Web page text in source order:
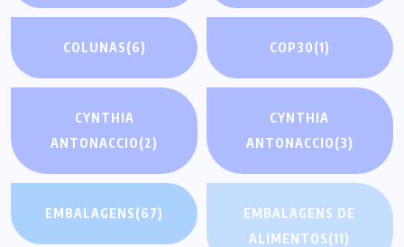
COLUNAS(6) COP30(1)
CYNTHIA
ANTONACCIO(2)
CYNTHIA
ANTONACCIO(3)
EMBALAGENS(67)
EMBALAGENS DE
ALIMENTOS(11)